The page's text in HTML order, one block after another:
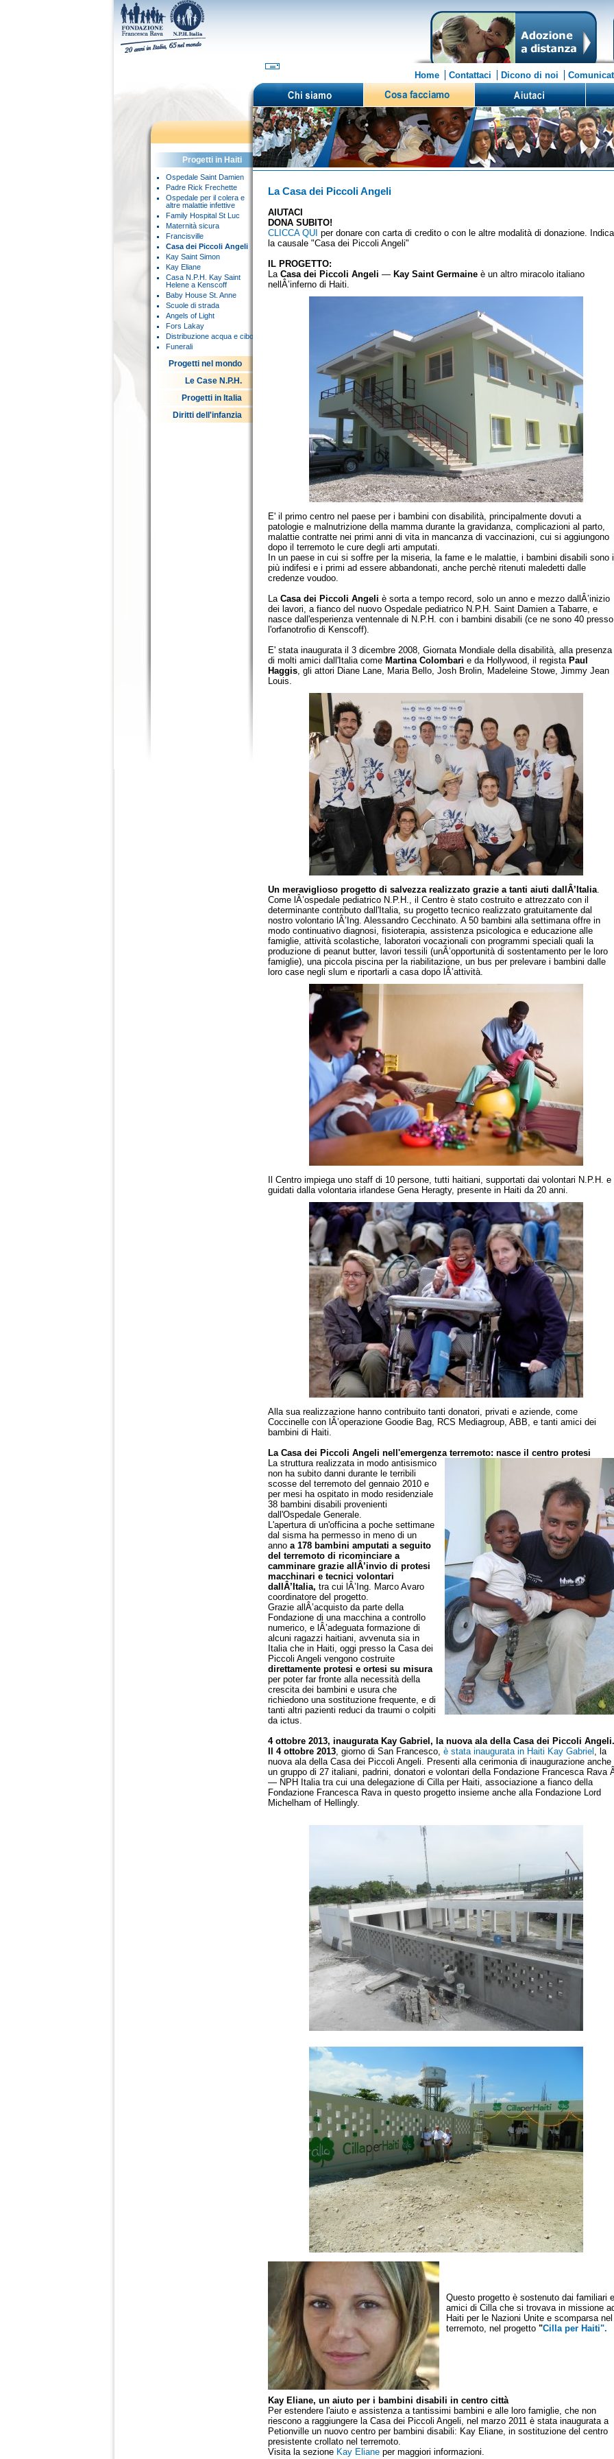
Home Contattaci Dicono di noi
Progetti in Haiti
Ospedale Saint Damien
Padre Rick Frechette
Ospedale per il colera e
altre malattie infettive
Family Hospital St Luc
Maternità sicura
Francisville
Casa dei Piccoli Angeli
Kay Saint Simon
Kay Eliane
Casa N.P.H. Kay Saint
Helene a Kenscoff
Baby House St. Anne
Scuole di strada
Angels of Light
Fors Lakay
Distribuzione acqua e cibo
Funerali
Progetti nel mondo
Le Case N.P.H.
Progetti in Italia
Diritti dell'infanzia
La Casa dei Piccoli Angeli
AIUTACI
DONA SUBITO!
CLICCA QUI per donare con carta di credito o con le altre modalità di donazione. Indica
la causale "Casa dei Piccoli Angeli"
IL PROGETTO:
La Casa dei Piccoli Angeli — Kay Saint Germaine è un altro miracolo italiano
nellÂ’inferno di Haiti.
E' il primo centro nel paese per i bambini con disabilità, principalmente dovuti a
patologie e malnutrizione della mamma durante la gravidanza, complicazioni al parto,
malattie contratte nei primi anni di vita in mancanza di vaccinazioni, cui si aggiungono
dopo il terremoto le cure degli arti amputati.
In un paese in cui si soffre per la miseria, la fame e le malattie, i bambini disabili sono i
più indifesi e i primi ad essere abbandonati, anche perchè ritenuti maledetti dalle
credenze voudoo.
La Casa dei Piccoli Angeli è sorta a tempo record, solo un anno e mezzo dallÂ’inizio
dei lavori, a fianco del nuovo Ospedale pediatrico N.P.H. Saint Damien a Tabarre, e
nasce dall'esperienza ventennale di N.P.H. con i bambini disabili (ce ne sono 40 presso
l'orfanotrofio di Kenscoff).
E' stata inaugurata il 3 dicembre 2008, Giornata Mondiale della disabilità, alla presenza
di molti amici dall'Italia come Martina Colombari e da Hollywood, il regista Paul
Haggis, gli attori Diane Lane, Maria Bello, Josh Brolin, Madeleine Stowe, Jimmy Jean
Louis.
Un meraviglioso progetto di salvezza realizzato grazie a tanti aiuti dallÂ’Italia.
Come lÂ’ospedale pediatrico N.P.H., il Centro è stato costruito e attrezzato con il
determinante contributo dall'Italia, su progetto tecnico realizzato gratuitamente dal
nostro volontario lÂ’Ing. Alessandro Cecchinato. A 50 bambini alla settimana offre in
modo continuativo diagnosi, fisioterapia, assistenza psicologica e educazione alle
famiglie, attività scolastiche, laboratori vocazionali con programmi speciali quali la
produzione di peanut butter, lavori tessili (unÂ’opportunità di sostentamento per le loro
famiglie), una piccola piscina per la riabilitazione, un bus per prelevare i bambini dalle
loro case negli slum e riportarli a casa dopo lÂ’attività.
Il Centro impiega uno staff di 10 persone, tutti haitiani, supportati dai volontari N.P.H. e
guidati dalla volontaria irlandese Gena Heragty, presente in Haiti da 20 anni.
Alla sua realizzazione hanno contribuito tanti donatori, privati e aziende, come
Coccinelle con lÂ’operazione Goodie Bag, RCS Mediagroup, ABB, e tanti amici dei
bambini di Haiti.
La Casa dei Piccoli Angeli nell'emergenza terremoto: nasce il centro protesi
La struttura realizzata in modo antisismico
non ha subito danni durante le terribili
scosse del terremoto del gennaio 2010 e
per mesi ha ospitato in modo residenziale
38 bambini disabili provenienti
dall'Ospedale Generale.
L'apertura di un'officina a poche settimane
dal sisma ha permesso in meno di un
anno a 178 bambini amputati a seguito
del terremoto di ricominciare a
camminare grazie allÂ’invio di protesi
macchinari e tecnici volontari
dallÂ’Italia, tra cui lÂ’Ing. Marco Avaro
coordinatore del progetto.
Grazie allÂ’acquisto da parte della
Fondazione di una macchina a controllo
numerico, e lÂ’adeguata formazione di
alcuni ragazzi haitiani, avvenuta sia in
Italia che in Haiti, oggi presso la Casa dei
Piccoli Angeli vengono costruite
direttamente protesi e ortesi su misura
per poter far fronte alla necessità della
crescita dei bambini e usura che
richiedono una sostituzione frequente, e di
tanti altri pazienti reduci da traumi o colpiti
da ictus.
4 ottobre 2013, inaugurata Kay Gabriel, la nuova ala della Casa dei Piccoli Angeli.
Il 4 ottobre 2013, giorno di San Francesco, è stata inaugurata in Haiti Kay Gabriel , la
nuova ala della Casa dei Piccoli Angeli. Presenti alla cerimonia di inaugurazione anche
un gruppo di 27 italiani, padrini, donatori e volontari della Fondazione Francesca Rava
— NPH Italia tra cui una delegazione di Cilla per Haiti, associazione a fianco della
Fondazione Francesca Rava in questo progetto insieme anche alla Fondazione Lord
Michelham of Hellingly.
Questo progetto è sostenuto dai familiari e
amici di Cilla che si trovava in missione
Haiti per le Nazioni Unite e scomparsa nel
terremoto, nel progetto "Cilla per Haiti".
Kay Eliane, un aiuto per i bambini disabili in centro città
Per estendere l'aiuto e assistenza a tantissimi bambini e alle loro famiglie, che non
riescono a raggiungere la Casa dei Piccoli Angeli, nel marzo 2011 è stata inaugurata a
Petionville un nuovo centro per bambini disabili: Kay Eliane, in sostituzione del centro
presistente crollato nel terremoto.
Visita la sezione Kay Eliane per maggiori informazioni.